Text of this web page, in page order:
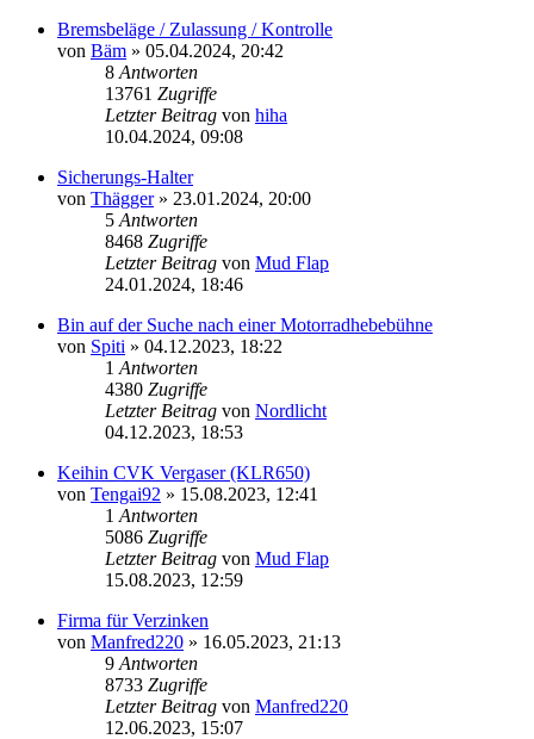
Bremsbeläge / Zulassung / Kontrolle
von Bäm » 05.04.2024, 20:42
8 Antworten
13761 Zugriffe
Letzter Beitrag von hiha
10.04.2024, 09:08
Sicherungs-Halter
von Thägger» 23.01.2024, 20:00
5 Antworten
8468 Zugriffe
Letzter Beitrag von Mud Flap
24.01.2024, 18:46
Bin auf der Suche nach einer Motorradhebebühne
von Spiti » 04.12.2023, 18:22
1 Antworten
4380 Zugriffe
Letzter Beitrag von Nordlicht
04.12.2023, 18:53
Keihin CVK Vergaser (KLR650)
von Tengai92 » 15.08.2023, 12:41
1 Antworten
5086 Zugriffe
Letzter Beitrag von Mud Flap
15.08.2023, 12:59
Firma für Verzinken
von Manfred220 » 16.05.2023, 21:13
9 Antworten
8733 Zugriffe
Letzter Beitrag von Manfred220
12.06.2023, 15:07